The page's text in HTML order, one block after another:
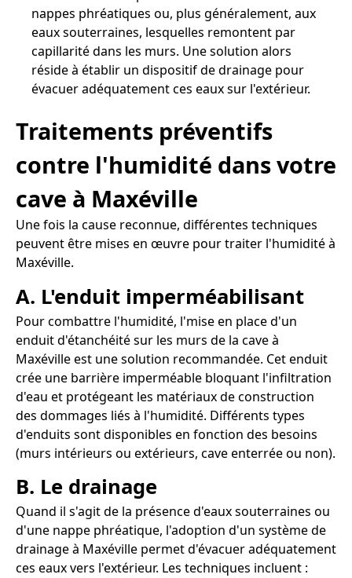
nappes phréatiques ou, plus généralement, aux
eaux souterraines, lesquelles remontent par
capillarité dans les murs. Une solution alors
réside à établir un dispositif de drainage pour
évacuer adéquatement ces eaux sur l'extérieur.
Traitements préventifs
contre l'humidité dans votre
cave à Maxéville
Une fois la cause reconnue, différentes techniques
peuvent être mises en œuvre pour traiter l'humidité à
Maxéville.
A. L'enduit imperméabilisant
Pour combattre l'humidité, l'mise en place d'un
enduit d'étanchéité sur les murs de la cave à
Maxéville est une solution recommandée. Cet enduit
crée une barrière imperméable bloquant l'infiltration
d'eau et protégeant les matériaux de construction
des dommages liés à l'humidité. Différents types
d'enduits sont disponibles en fonction des besoins
(murs intérieurs ou extérieurs, cave enterrée ou non).
B. Le drainage
Quand il s'agit de la présence d'eaux souterraines ou
d'une nappe phréatique, l'adoption d'un système de
drainage à Maxéville permet d'évacuer adéquatement
ces eaux vers l'extérieur. Les techniques incluent :